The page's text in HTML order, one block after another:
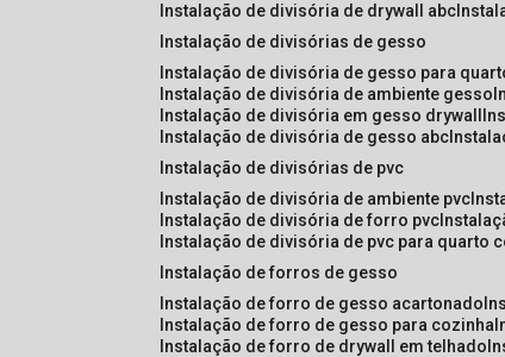
instalação de divisória de drywall abc
instalação de divisórias de gesso
instalação de divisória de gesso para
instalação de divisória de ambiente gesso
instalação de divisória em gesso drywall
instalação de divisória de gesso abc
instalação de divisórias de pvc
instalação de divisória de ambiente pvc
instalação de divisória de forro pvc
instalação de divisória de pvc para quarto
instalação de forros de gesso
instalação de forro de gesso acartonado
instalação de forro de gesso para cozinha
instalação de forro de drywall em telhado